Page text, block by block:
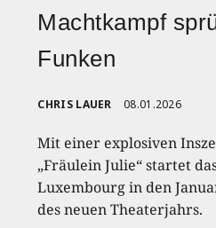
Machtkampf
Funken
CHRIS LAUER 08.01.2026
Mit einer explosiven
„Fräulein Julie“ startet
Luxembourg in den
des neuen Theaterjahrs.